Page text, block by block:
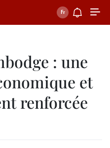
: une
et
renforcée